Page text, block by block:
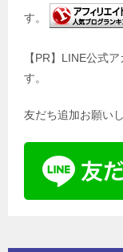
す。
【PR】LINE公式
す。
友だち追加お願いし